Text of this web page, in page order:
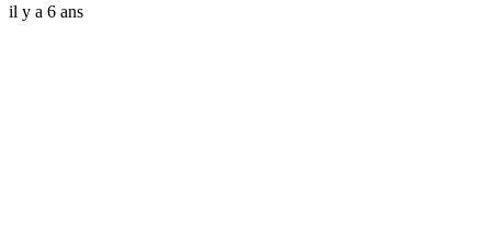
il y a 6 ans